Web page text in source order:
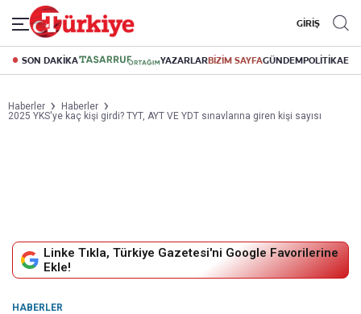
GİRİŞ
SON DAKİKA YAZARLARBİZİM SAYFAGÜNDEMPOLİTİKA
Haberler
Haberler
2025 YKS'ye kaç kişi girdi? TYT, AYT VE YDT sınavlarına giren kişi sayısı
Linke Tıkla, Türkiye Gazetesi'ni Google Favorilerine
Ekle!
HABERLER